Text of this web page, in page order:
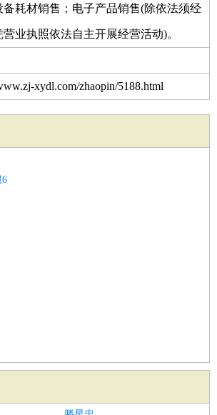
耗材销售；电子产品销售(除依法须经
业执照依法自主开展经营活动)。
xydl.com/zhaopin/5188.html
6